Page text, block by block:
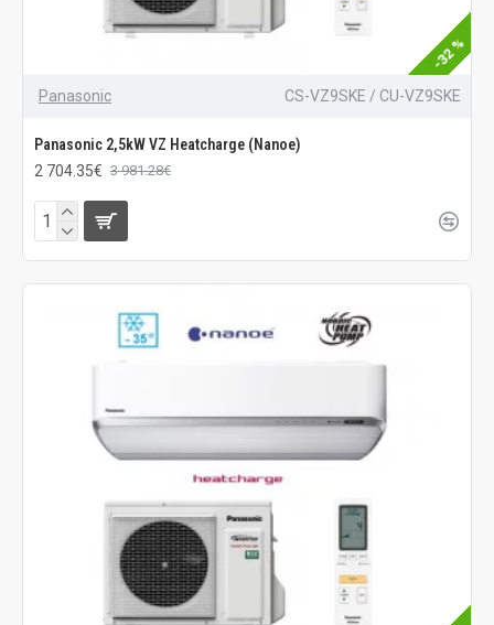
-32 %
Panasonic CS-VZ9SKE / CU-VZ9SKE
Panasonic 2,5kW VZ Heatcharge (Nanoe)
2 704.35€ 3 981.28€